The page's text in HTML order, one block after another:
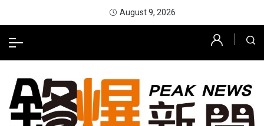
August 9, 2026